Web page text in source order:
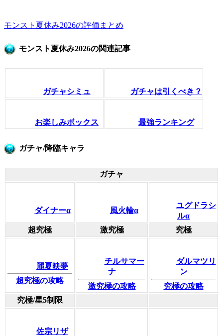
モンスト夏休み2026の評価まとめ
モンスト夏休み2026の関連記事
ガチャシミュ ガチャは引くべき？
お楽しみボックス 最強ランキング
ガチャ/降臨キャラ
ガチャ
ダイナーα 風火輪α
ユグドラシ
ルα
超究極
激究極 究極
麗夏映夢
超究極の攻略
チルサマー
ナ
激究極の攻略
ダルマツリ
ン
究極の攻略
究極/星5制限
佐宗リザ